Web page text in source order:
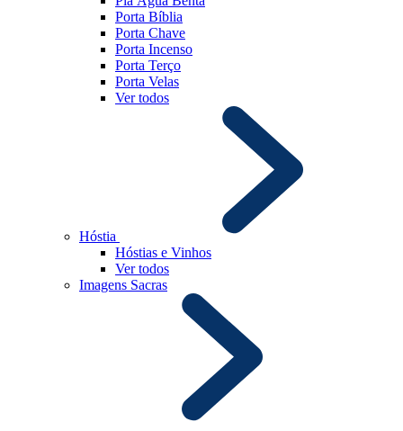
Porta Bíblia
Porta Chave
Porta Incenso
Porta Terço
Porta Velas
Ver todos
Hóstia
Hóstias e Vinhos
Ver todos
Imagens Sacras